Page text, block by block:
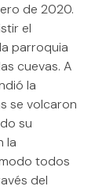
de 2020.
el
parroquia
cuevas. A
la
se volcaron
su
la
todos
del